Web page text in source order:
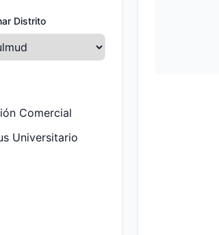
Distrito
Comercial
Universitario